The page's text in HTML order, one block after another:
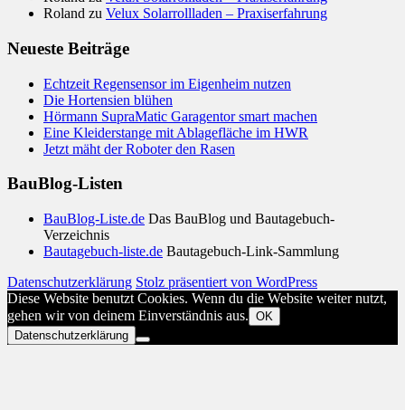
Roland zu Velux Solarrollladen – Praxiserfahrung
Neueste Beiträge
Echtzeit Regensensor im Eigenheim nutzen
Die Hortensien blühen
Hörmann SupraMatic Garagentor smart machen
Eine Kleiderstange mit Ablagefläche im HWR
Jetzt mäht der Roboter den Rasen
BauBlog-Listen
BauBlog-Liste.de Das BauBlog und Bautagebuch-
Verzeichnis
Bautagebuch-liste.de Bautagebuch-Link-Sammlung
Datenschutzerklärung Stolz präsentiert von WordPress
Diese Website benutzt Cookies. Wenn du die Website weiter nutzt,
gehen wir von deinem Einverständnis aus. OK
Datenschutzerklärung